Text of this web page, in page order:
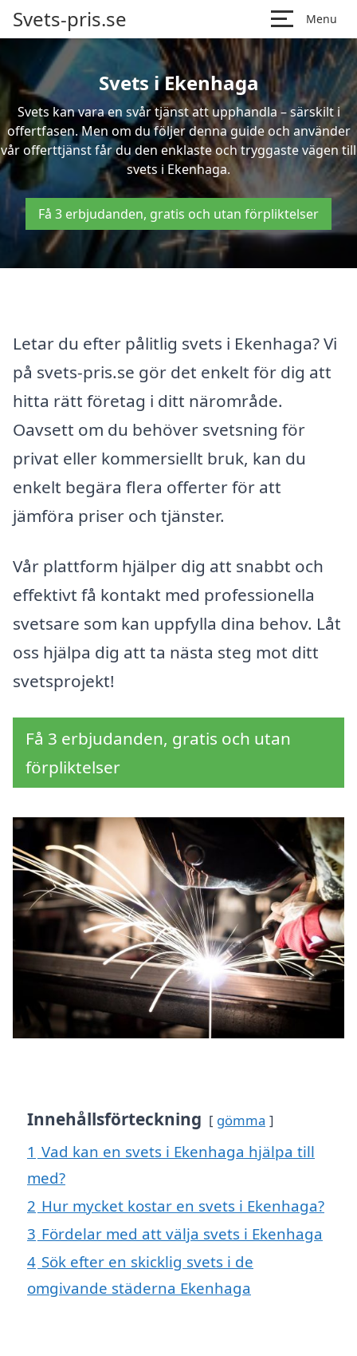
Svets-pris.se Menu
Svets i Ekenhaga
Svets kan vara en svår tjänst att upphandla – särskilt i
offertfasen. Men om du följer denna guide och använder
vår offerttjänst får du den enklaste och tryggaste vägen till
svets i Ekenhaga.
Få 3 erbjudanden, gratis och utan förpliktelser
Letar du efter pålitlig svets i Ekenhaga? Vi
på svets-pris.se gör det enkelt för dig att
hitta rätt företag i ditt närområde.
Oavsett om du behöver svetsning för
privat eller kommersiellt bruk, kan du
enkelt begära flera offerter för att
jämföra priser och tjänster.
Vår plattform hjälper dig att snabbt och
effektivt få kontakt med professionella
svetsare som kan uppfylla dina behov. Låt
oss hjälpa dig att ta nästa steg mot ditt
svetsprojekt!
Få 3 erbjudanden, gratis och utan
förpliktelser
Innehållsförteckning gömma
1 Vad kan en svets i Ekenhaga hjälpa till
med?
2 Hur mycket kostar en svets i Ekenhaga?
3 Fördelar med att välja svets i Ekenhaga
4 Sök efter en skicklig svets i de
omgivande städerna Ekenhaga